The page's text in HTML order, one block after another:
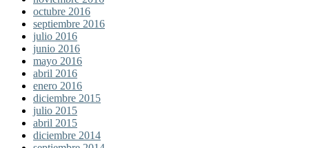
octubre 2016
septiembre 2016
julio 2016
junio 2016
mayo 2016
abril 2016
enero 2016
diciembre 2015
julio 2015
abril 2015
diciembre 2014